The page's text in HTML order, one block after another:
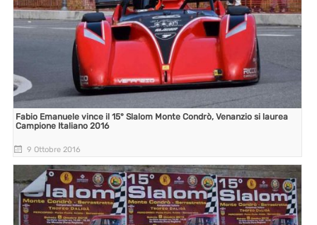
Fabio Emanuele vince il 15° Slalom Monte Condrò, Venanzio si laurea
Campione Italiano 2016
9 Ottobre 2016